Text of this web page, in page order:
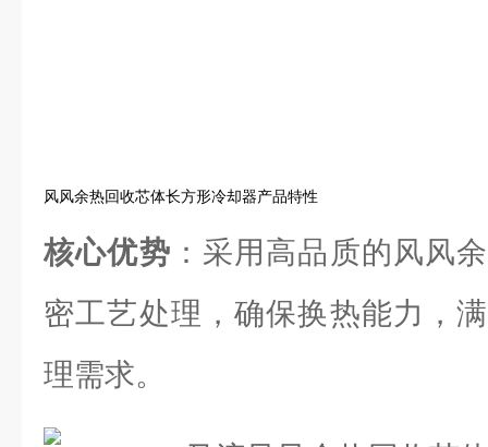
风风余热回收芯体长方形冷却器产品特性
核心优势 ：采用高品质的风风
密工艺处理，确保换热能力，
理需求。